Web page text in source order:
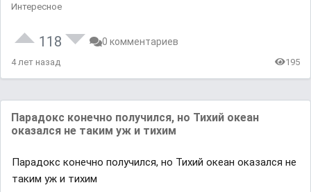
Интересное
118 0 комментариев
4 лет назад 195
Парадокс конечно получился, но Тихий океан
оказался не таким уж и тихим
Парадокс конечно получился, но Тихий океан оказался не
таким уж и тихим